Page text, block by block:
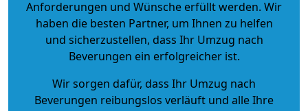
Anforderungen und Wünsche erfüllt werden. Wir
haben die besten Partner, um Ihnen zu helfen
und sicherzustellen, dass Ihr Umzug nach
Beverungen ein erfolgreicher ist.
Wir sorgen dafür, dass Ihr Umzug nach
Beverungen reibungslos verläuft und alle Ihre